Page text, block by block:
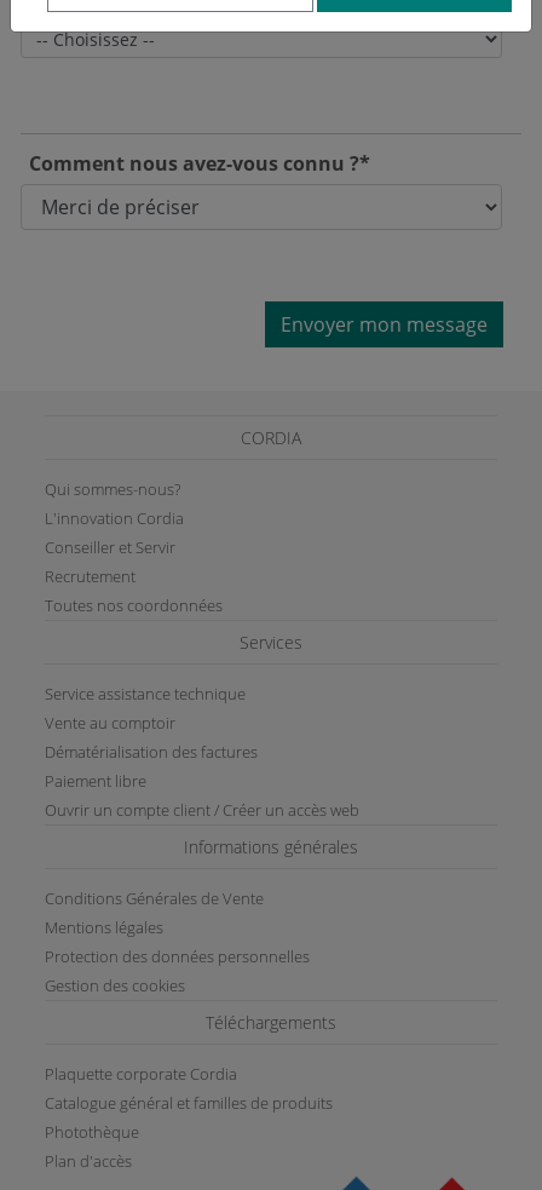
Comment nous avez-vous connu ?*
Envoyer mon message
CORDIA
Qui sommes-nous?
L'innovation Cordia
Conseiller et Servir
Recrutement
Toutes nos coordonnées
Services
Service assistance technique
Vente au comptoir
Dématérialisation des factures
Paiement libre
Ouvrir un compte client / Créer un accès web
Informations générales
Conditions Générales de Vente
Mentions légales
Protection des données personnelles
Gestion des cookies
Téléchargements
Plaquette corporate Cordia
Catalogue général et familles de produits
Photothèque
Plan d'accès